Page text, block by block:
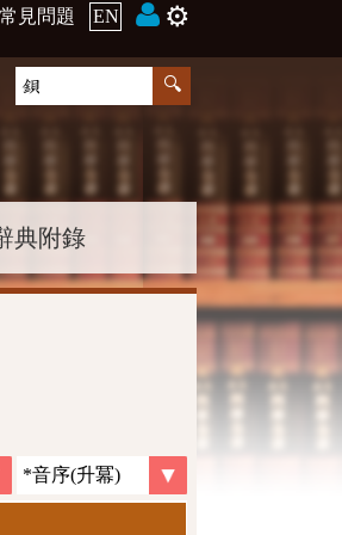
常見問題 EN ⚙️
典附錄